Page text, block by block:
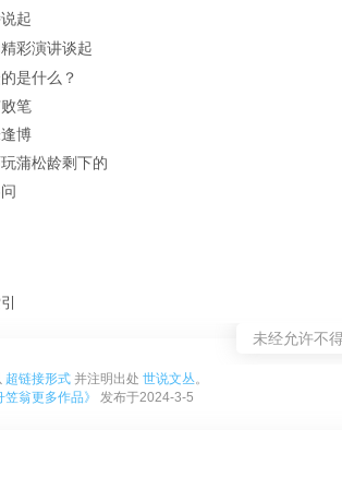
起
彩演讲谈起
是什么？
笔
博
蒲松龄剩下的
未经允许不
超链接形式 并注明出处 世说文丛。
笠翁更多作品》 发布于2024-3-5